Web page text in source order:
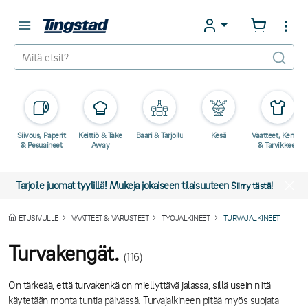
Siivous, Paperit
& Pesuaineet
Keittiö & Take
Away
Baari & Tarjoilu Kesä
Vaatteet, Kengät
& Tarvikkeet
Tarjoile juomat tyylillä! Mukeja jokaiseen tilaisuuteenSiirry tästä!
ETUSIVULLE VAATTEET & VARUSTEET TYÖJALKINEET TURVAJALKINEET
Turvakengät. (116)
On tärkeää, että turvakenkä on miellyttävä jalassa, sillä usein niitä
käytetään monta tuntia päivässä. Turvajalkineen pitää myös suojata